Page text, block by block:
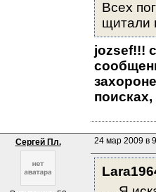
Всех
щитали
jozsef!!!
Сергей Пл. 24 мар 2009 в